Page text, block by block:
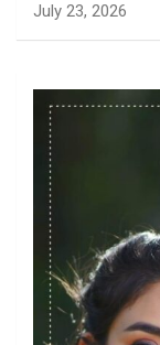
July 23, 2026